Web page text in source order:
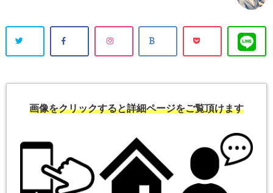
画像をクリックすると詳細ページをご覧頂けます